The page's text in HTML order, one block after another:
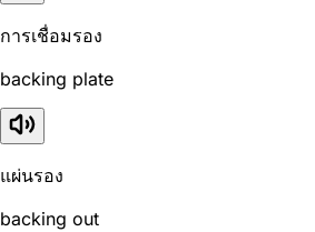
การเชื่อมรอง
backing plate
แผ่นรอง
backing out